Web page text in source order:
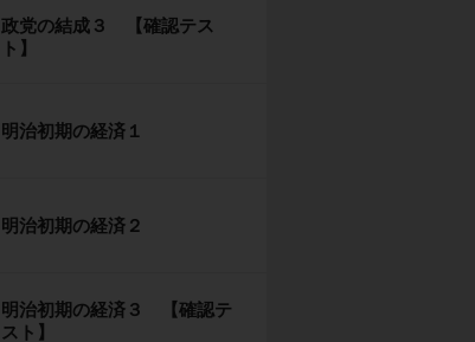
政党の結成３ 【確認テス
ト】
明治初期の経済１
明治初期の経済２
明治初期の経済３ 【確認テ
スト】